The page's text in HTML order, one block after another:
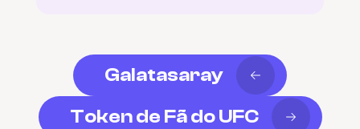
Galatasaray
Token de Fã do UFC